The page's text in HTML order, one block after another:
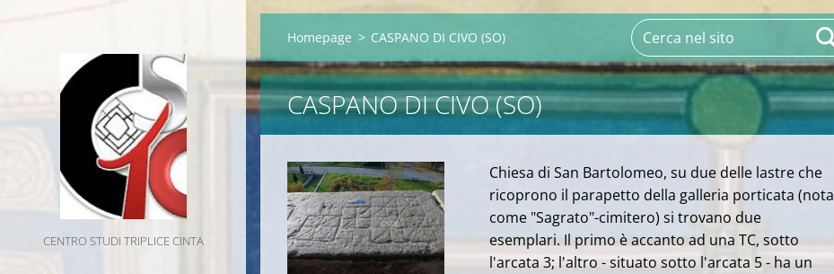
CENTRO STUDI TRIPLICE CINTA
Homepage > CASPANO DI CIVO (SO)
CASPANO DI CIVO (SO)
Chiesa di San Bartolomeo, su due delle lastre che
ricoprono il parapetto della galleria porticata (nota
come "Sagrato"-cimitero) si trovano due
esemplari. Il primo è accanto ad una TC, sotto
l'arcata 3; l'altro - situato sotto l'arcata 5 - ha un